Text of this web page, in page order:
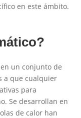
en este ámbito.
un conjunto de
a que cualquier
para
Se desarrollan en
de calor han